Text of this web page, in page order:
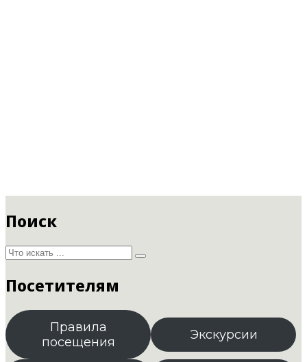
Поиск
Посетителям
Правила
посещения
Экскурсии